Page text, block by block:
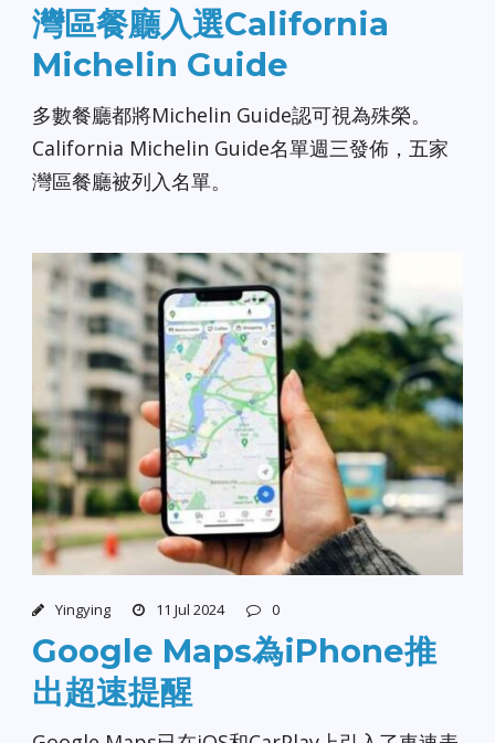
灣區餐廳入選California
Michelin Guide
多數餐廳都將Michelin Guide認可視為殊榮。
California Michelin Guide名單週三發佈，五家
灣區餐廳被列入名單。
Yingying 11 Jul 2024 0
Google Maps為iPhone推
出超速提醒